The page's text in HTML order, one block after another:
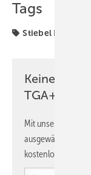
Tags
Stiebel Eltron
Keine Zeit?
TGA+E
Mit unserem
ausgewählte
kostenlos direkt